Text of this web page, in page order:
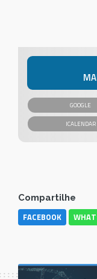
GOOGLE
Compartilhe
FACEBOOK